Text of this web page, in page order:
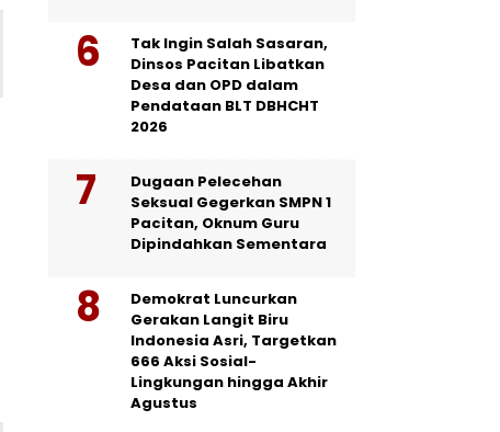
Tak Ingin Salah Sasaran,
Dinsos Pacitan Libatkan
Desa dan OPD dalam
Pendataan BLT DBHCHT
2026
Dugaan Pelecehan
Seksual Gegerkan SMPN 1
Pacitan, Oknum Guru
Dipindahkan Sementara
Demokrat Luncurkan
Gerakan Langit Biru
Indonesia Asri, Targetkan
666 Aksi Sosial-
Lingkungan hingga Akhir
Agustus